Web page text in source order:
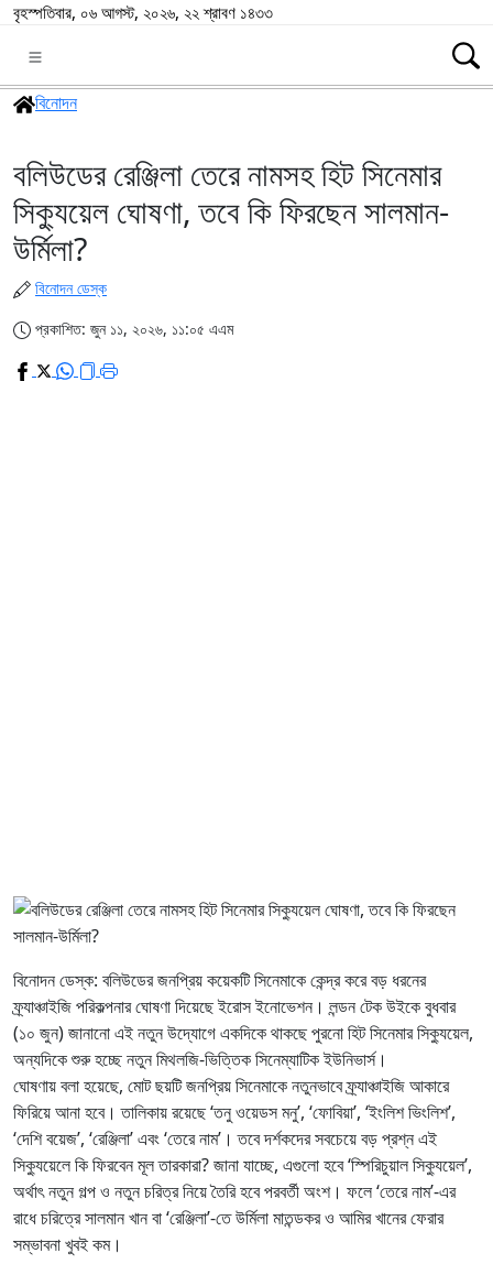
বৃহস্পতিবার, ০৬ আগস্ট, ২০২৬, ২২ শ্রাবণ ১৪৩৩
বিনোদন
বলিউডের রেঞ্জিলা তেরে নামসহ হিট সিনেমার
সিক্যুয়েল ঘোষণা, তবে কি ফিরছেন সালমান-
উর্মিলা?
বিনোদন ডেস্ক
প্রকাশিত: জুন ১১, ২০২৬, ১১:০৫ এএম
বিনোদন ডেস্ক: বলিউডের জনপ্রিয় কয়েকটি সিনেমাকে কেন্দ্র করে বড় ধরনের
ফ্র্যাঞ্চাইজি পরিকল্পনার ঘোষণা দিয়েছে ইরোস ইনোভেশন। লন্ডন টেক উইকে বুধবার
(১০ জুন) জানানো এই নতুন উদ্যোগে একদিকে থাকছে পুরনো হিট সিনেমার সিক্যুয়েল,
অন্যদিকে শুরু হচ্ছে নতুন মিথলজি-ভিত্তিক সিনেম্যাটিক ইউনিভার্স।
ঘোষণায় বলা হয়েছে, মোট ছয়টি জনপ্রিয় সিনেমাকে নতুনভাবে ফ্র্যাঞ্চাইজি আকারে
ফিরিয়ে আনা হবে। তালিকায় রয়েছে ‘তনু ওয়েডস মনু’, ‘ফোবিয়া’, ‘ইংলিশ ভিংলিশ’,
‘দেশি বয়েজ’, ‘রেঞ্জিলা’ এবং ‘তেরে নাম’। তবে দর্শকদের সবচেয়ে বড় প্রশ্ন এই
সিক্যুয়েলে কি ফিরবেন মূল তারকারা? জানা যাচ্ছে, এগুলো হবে ‘স্পিরিচুয়াল সিক্যুয়েল’,
অর্থাৎ নতুন গল্প ও নতুন চরিত্র নিয়ে তৈরি হবে পরবর্তী অংশ। ফলে ‘তেরে নাম’-এর
রাধে চরিত্রে সালমান খান বা ‘রেঞ্জিলা’-তে উর্মিলা মাতন্ডকর ও আমির খানের ফেরার
সম্ভাবনা খুবই কম।